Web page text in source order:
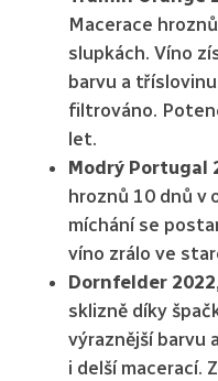
Macerace
slupkách. Víno
barvu a
filtrováno.
let.
Modrý Portugal
hroznů 10 dnů v
míchání se
víno zrálo ve
Dornfelder 2022
sklizně díky
výraznější barvu
i delší macerací.